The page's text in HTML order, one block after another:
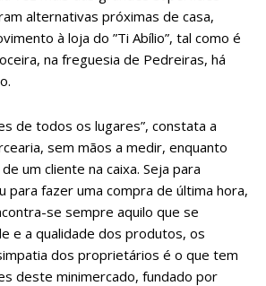
alternativas próximas de casa,
à loja do ”Ti Abílio”, tal como é
na freguesia de Pedreiras, há
de todos os lugares”, constata a
sem mãos a medir, enquanto
um cliente na caixa. Seja para
para fazer uma compra de última hora,
se sempre aquilo que se
e a qualidade dos produtos, os
dos proprietários é o que tem
deste minimercado, fundado por